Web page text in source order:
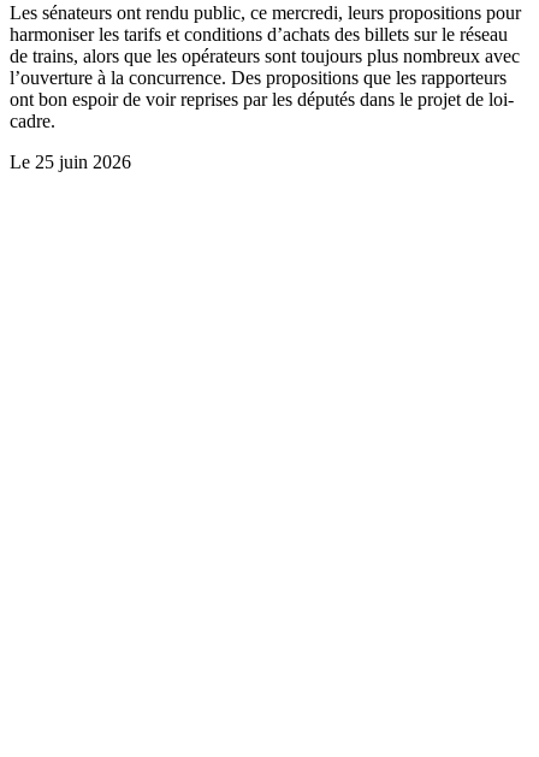
Les sénateurs ont rendu public, ce mercredi, leurs propositions pour
harmoniser les tarifs et conditions d’achats des billets sur le réseau
de trains, alors que les opérateurs sont toujours plus nombreux avec
l’ouverture à la concurrence. Des propositions que les rapporteurs
ont bon espoir de voir reprises par les députés dans le projet de loi-
cadre.
Le 25 juin 2026